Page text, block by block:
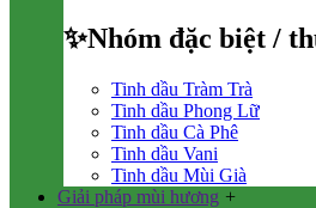
✨Nhóm đặc biệt /
Tinh dầu Tràm Trà
Tinh dầu Phong Lữ
Tinh dầu Cà Phê
Tinh dầu Vani
Tinh dầu Mùi Già
Giải pháp mùi hương +